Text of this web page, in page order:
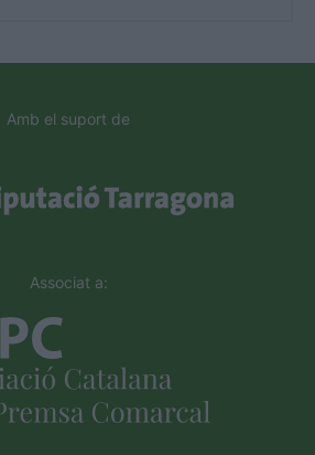
Amb el suport de
Associat a: